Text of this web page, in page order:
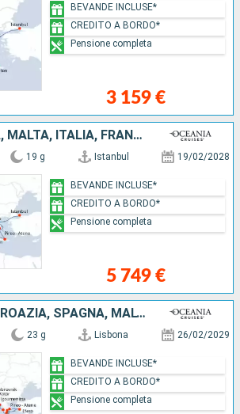
3 159 €
BEVANDE INCLUSE*
CREDITO A BORDO*
Pensione completa
TURCHIA, GRECIA, MALTA, ITALIA, FRANCIA, MAIORCA, SPAGNA
19 g Istanbul 19/02/2028
5 749 €
BEVANDE INCLUSE*
CREDITO A BORDO*
Pensione completa
GRECIA, ITALIA, CROAZIA, SPAGNA, MALTA, PORTOGALLO, GIBILTERRA, MONTENEGRO, TUNISIA, SLOVENIA, TURCHIA
23 g Lisbona 26/02/2029
BEVANDE INCLUSE*
CREDITO A BORDO*
Pensione completa